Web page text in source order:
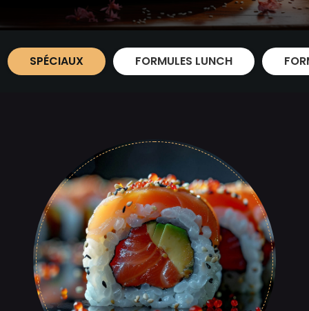
SPÉCIAUX FORMULES LUNCH